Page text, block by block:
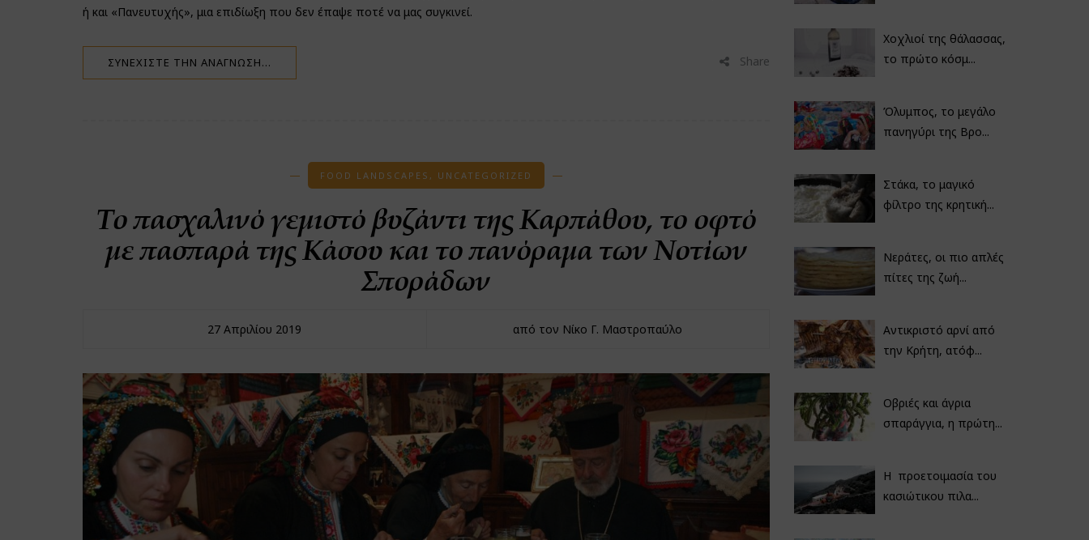
ή και «Πανευτυχής», μια επιδίωξη που δεν έπαψε ποτέ να μας συγκινεί.
ΣΥΝΕΧΊΣΤΕ ΤΗΝ ΑΝΆΓΝΩΣΗ… Share
FOOD LANDSCAPES , UNCATEGORIZED
Το πασχαλινό γεμιστό βυζάντι της Καρπάθου, το οφτό
με πασπαρά της Κάσου και το πανόραμα των Νοτίων
Σποράδων
27 Απριλίου 2019 από τον Νίκο Γ. Μαστροπαύλο
Χοχλιοί της θάλασσας,
το πρώτο κόσμ...
Όλυμπος, το μεγάλο
πανηγύρι της Βρο...
Στάκα, το μαγικό
φίλτρο της κρητική...
Νεράτες, οι πιο απλές
πίτες της ζωή...
Αντικριστό αρνί από
την Κρήτη, ατόφ...
Οβριές και άγρια
σπαράγγια, η πρώτη...
Η προετοιμασία του
κασιώτικου πιλα...